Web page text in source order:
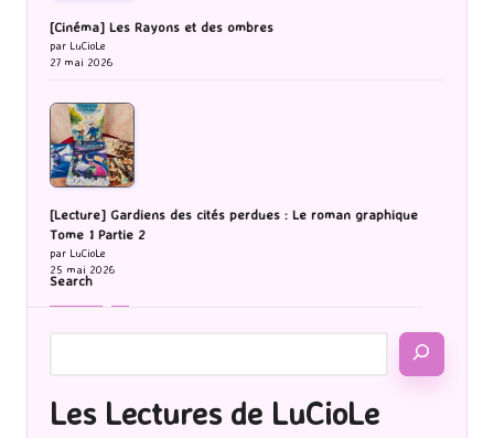
[Cinéma] Les Rayons et des ombres
par LuCioLe
27 mai 2026
[Lecture] Gardiens des cités perdues : Le roman graphique
Tome 1 Partie 2
par LuCioLe
25 mai 2026
Search
Les Lectures de LuCioLe